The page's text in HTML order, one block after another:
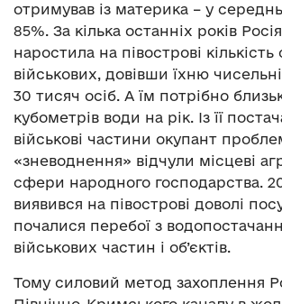
отримував із материка – у
85%. За кілька останніх років
наростила на півострові кількість
військових, довівши їхню
30 тисяч осіб. А їм потрібно
кубометрів води на рік. Із її
військові частини окупант
«зневоднення» відчули місцеві
сфери народного господарства.
виявився на півострові доволі
почалися перебої з
військових частин і об’єктів.
Тому силовий метод захоплення